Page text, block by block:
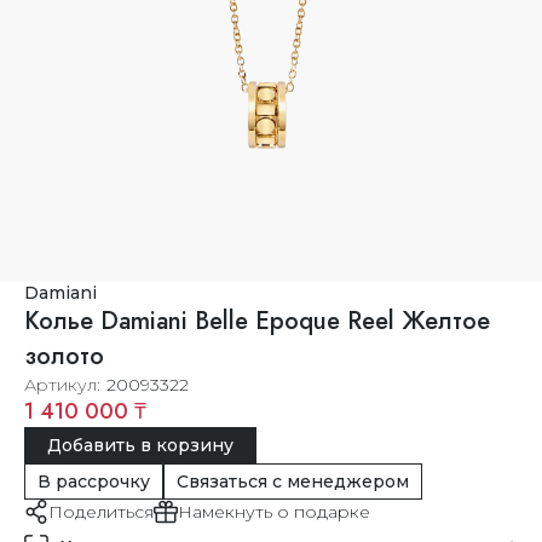
Damiani
Колье Damiani Belle Epoque Reel Желтое
золото
Артикул 20093322
1 410 000 ₸
Добавить в корзину
В рассрочку
Связаться с менеджером
Поделиться
Намекнуть о подарке